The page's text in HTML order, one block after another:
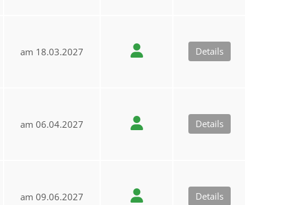
am 18.03.2027 Details
am 06.04.2027 Details
am 09.06.2027 Details